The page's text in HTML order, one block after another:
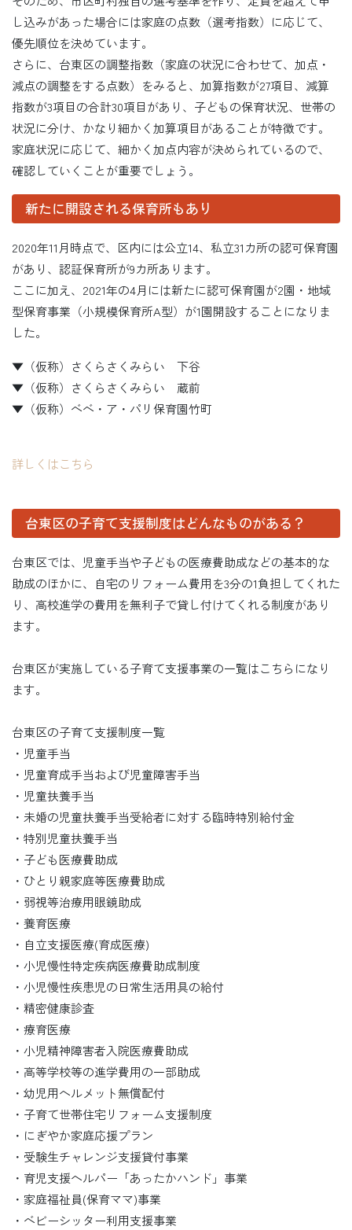
し込みがあった場合には家庭の点数（選考指数）に応じて、
優先順位を決めています。
さらに、台東区の調整指数（家庭の状況に合わせて、加点・
減点の調整をする点数）をみると、加算指数が27項目、減算
指数が3項目の合計30項目があり、子どもの保育状況、世帯の
状況に分け、かなり細かく加算項目があることが特徴です。
家庭状況に応じて、細かく加点内容が決められているので、
確認していくことが重要でしょう。
新たに開設される保育所もあり
2020年11月時点で、区内には公立14、私立31カ所の認可保育園
があり、認証保育所が9カ所あります。
ここに加え、2021年の4月には新たに認可保育園が2園・地域
型保育事業（小規模保育所A型）が1園開設することになりま
した。
▼（仮称）さくらさくみらい 下谷
▼（仮称）さくらさくみらい 蔵前
▼（仮称）ベベ・ア・パリ保育園竹町
詳しくはこちら
台東区の子育て支援制度はどんなものがある？
台東区では、児童手当や子どもの医療費助成などの基本的な
助成のほかに、自宅のリフォーム費用を3分の1負担してくれた
り、高校進学の費用を無利子で貸し付けてくれる制度があり
ます。
台東区が実施している子育て支援事業の一覧はこちらになり
ます。
台東区の子育て支援制度一覧
・児童手当
・児童育成手当および児童障害手当
・児童扶養手当
・未婚の児童扶養手当受給者に対する臨時特別給付金
・特別児童扶養手当
・子ども医療費助成
・ひとり親家庭等医療費助成
・弱視等治療用眼鏡助成
・養育医療
・自立支援医療(育成医療)
・小児慢性特定疾病医療費助成制度
・小児慢性疾患児の日常生活用具の給付
・精密健康診査
・療育医療
・小児精神障害者入院医療費助成
・高等学校等の進学費用の一部助成
・幼児用ヘルメット無償配付
・子育て世帯住宅リフォーム支援制度
・にぎやか家庭応援プラン
・受験生チャレンジ支援貸付事業
・育児支援ヘルパー「あったかハンド」事業
・家庭福祉員(保育ママ)事業
・ベビーシッター利用支援事業